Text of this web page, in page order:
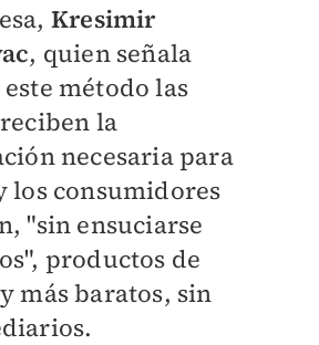
Kresimir
, quien señala
método las
la
necesaria para
los consumidores
"sin ensuciarse
productos de
más baratos, sin